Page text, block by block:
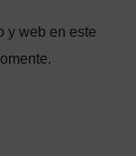
y web en este